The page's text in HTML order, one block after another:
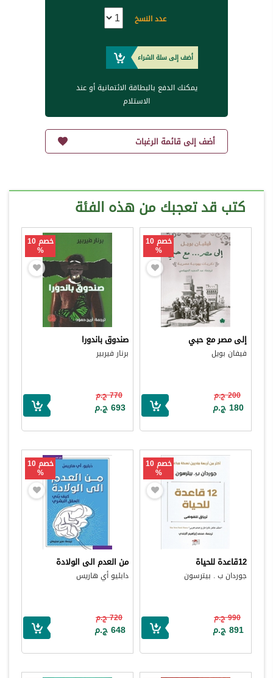
عدد النسخ
أضف إلى سلة الشراء
يمكنك الدفع بالبطاقة الائتمانية أو عند
الاستلام
أضف إلى قائمة الرغبات
كتب قد تعجبك من هذه الفئة
خصم 10
%
إلى مصر مع حبي
فيفان بويل
200 ج.م
180 ج.م
خصم 10
%
صندوق باندورا
برنار فيربير
770 ج.م
693 ج.م
خصم 10
%
12قاعدة للحياة
جوردان ب . بيترسون
990 ج.م
891 ج.م
خصم 10
%
من العدم الى الولادة
دابليو أي هاريس
720 ج.م
648 ج.م